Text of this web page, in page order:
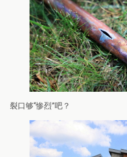
裂口够“惨烈”吧？